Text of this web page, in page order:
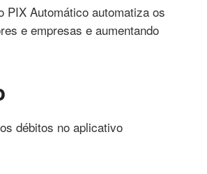
PIX Automático automatiza os
e empresas e aumentando
débitos no aplicativo